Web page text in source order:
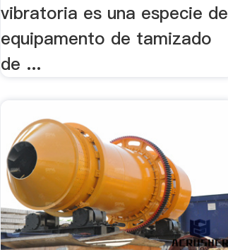
vibratoria es una especie de
equipamento de tamizado
de ...